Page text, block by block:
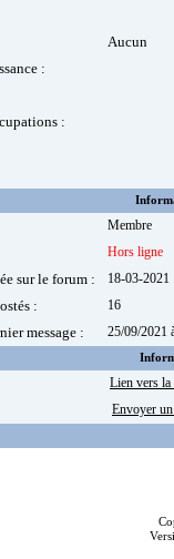
Aucun
:
:
Membre
Hors ligne
sur le forum : 18-03-2021
: 16
message : 25/09/2021
Lien vers la
Envoyer